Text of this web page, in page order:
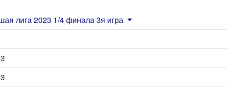
лига 2023 1/4 финала 3я игра